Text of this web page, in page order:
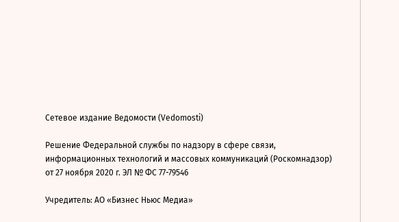
Сетевое издание Ведомости (Vedomosti)
Решение Федеральной службы по надзору в сфере связи,
информационных технологий и массовых коммуникаций (Роскомнадзор)
от 27 ноября 2020 г. ЭЛ № ФС 77-79546
Учредитель: АО «Бизнес Ньюс Медиа»